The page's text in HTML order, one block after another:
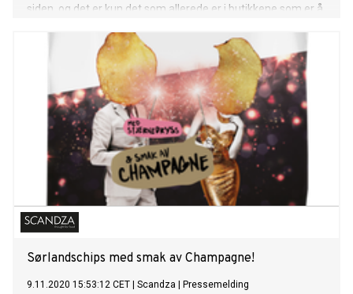
siden, og det er kun det som allerede er i butikkene som er å
Sørlandschips med smak av Champagne!
9.11.2020 15:53:12 CET Scandza Pressemelding